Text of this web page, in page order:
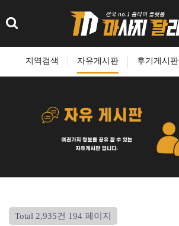
지역검색 자유게시판 후기게시판
Total 2,935건 194 페이지